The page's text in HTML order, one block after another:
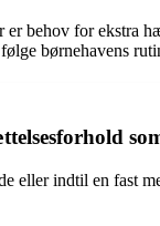
behov for ekstra
børnehavens
eller indtil en fast